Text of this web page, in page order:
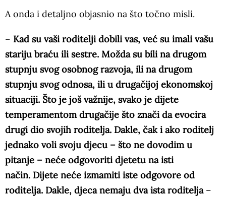
A onda i detaljno objasnio na što točno misli.
– Kad su vaši roditelji dobili vas, već su imali vašu
stariju braću ili sestre. Možda su bili na drugom
stupnju svog osobnog razvoja, ili na drugom
stupnju svog odnosa, ili u drugačijoj ekonomskoj
situaciji. Što je još važnije, svako je dijete
temperamentom drugačije što znači da evocira
drugi dio svojih roditelja. Dakle, čak i ako roditelj
jednako voli svoju djecu – što ne dovodim u
pitanje – neće odgovoriti djetetu na isti
način. Dijete neće izmamiti iste odgovore od
roditelja. Dakle, djeca nemaju dva ista roditelja–